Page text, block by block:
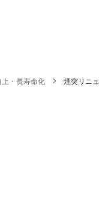
・長寿命化 煙突リニ